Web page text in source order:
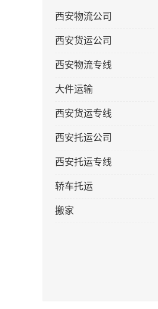
西安物流公司
西安货运公司
西安物流专线
大件运输
西安货运专线
西安托运公司
西安托运专线
轿车托运
搬家